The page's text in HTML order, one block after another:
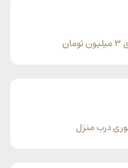
درب منزل